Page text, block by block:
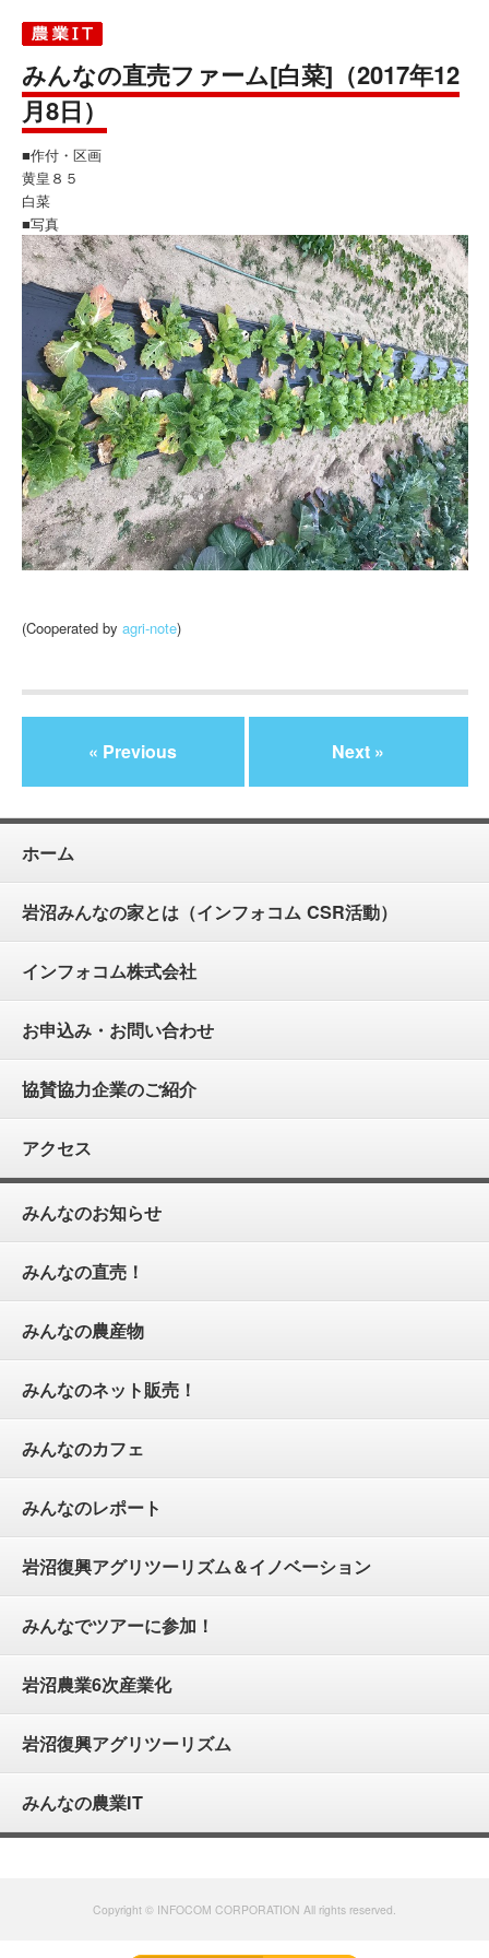
みんなの直売ファーム[白菜]（2017年12
月8日）
■作付・区画
黄皇８５
白菜
■写真
(Cooperated by agri-note)
« Previous Next »
ホーム
岩沼みんなの家とは（インフォコム CSR活動）
インフォコム株式会社
お申込み・お問い合わせ
協賛協力企業のご紹介
アクセス
みんなのお知らせ
みんなの直売！
みんなの農産物
みんなのネット販売！
みんなのカフェ
みんなのレポート
岩沼復興アグリツーリズム＆イノベーション
みんなでツアーに参加！
岩沼農業6次産業化
岩沼復興アグリツーリズム
みんなの農業IT
Copyright © INFOCOM CORPORATION All rights reserved.